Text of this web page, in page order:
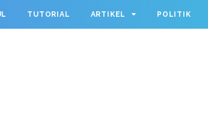
TUTORIAL ARTIKEL POLITIK